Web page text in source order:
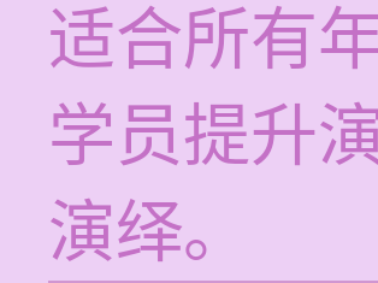
适合所有
学员提升
演绎。